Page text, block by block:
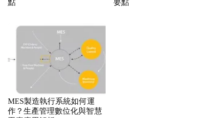
點 要點
MES製造執行系統如何運
作？生產管理數位化與智慧